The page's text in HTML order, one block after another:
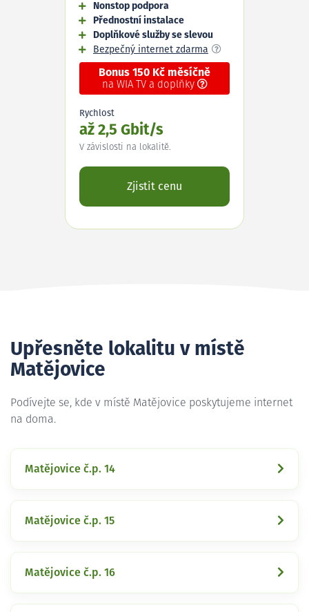
Nonstop podpora
Přednostní instalace
Doplňkové služby se slevou
Bezpečný internet zdarma
Bonus 150 Kč měsíčně
na WIA TV a doplňky
Rychlost
až 2,5 Gbit/s
V závislosti na lokalitě.
Zjistit cenu
Upřesněte lokalitu v místě
Matějovice
Podívejte se, kde v místě Matějovice poskytujeme internet
na doma.
Matějovice č.p. 14
Matějovice č.p. 15
Matějovice č.p. 16